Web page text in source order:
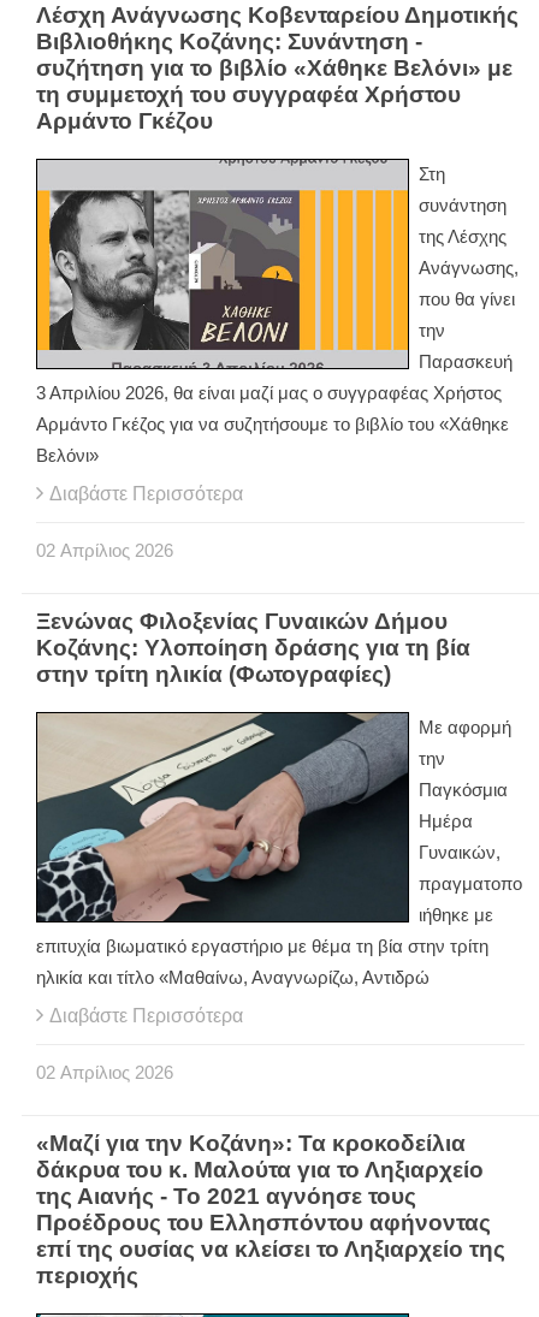
Λέσχη Ανάγνωσης Κοβενταρείου Δημοτικής
Βιβλιοθήκης Κοζάνης: Συνάντηση -
συζήτηση για το βιβλίο «Χάθηκε Βελόνι» με
τη συμμετοχή του συγγραφέα Χρήστου
Αρμάντο Γκέζου
Στη
συνάντηση
της Λέσχης
Ανάγνωσης,
που θα γίνει
την
Παρασκευή
3 Απριλίου 2026, θα είναι μαζί μας ο συγγραφέας Χρήστος
Αρμάντο Γκέζος για να συζητήσουμε το βιβλίο του «Χάθηκε
Βελόνι»
Διαβάστε Περισσότερα
02 Απρίλιος 2026
Ξενώνας Φιλοξενίας Γυναικών Δήμου
Κοζάνης: Υλοποίηση δράσης για τη βία
στην τρίτη ηλικία (Φωτογραφίες)
Με αφορμή
την
Παγκόσμια
Ημέρα
Γυναικών,
πραγματοπο
ιήθηκε με
επιτυχία βιωματικό εργαστήριο με θέμα τη βία στην τρίτη
ηλικία και τίτλο «Μαθαίνω, Αναγνωρίζω, Αντιδρώ
Διαβάστε Περισσότερα
02 Απρίλιος 2026
«Μαζί για την Κοζάνη»: Τα κροκοδείλια
δάκρυα του κ. Μαλούτα για το Ληξιαρχείο
της Αιανής - Το 2021 αγνόησε τους
Προέδρους του Ελλησπόντου αφήνοντας
επί της ουσίας να κλείσει το Ληξιαρχείο της
περιοχής